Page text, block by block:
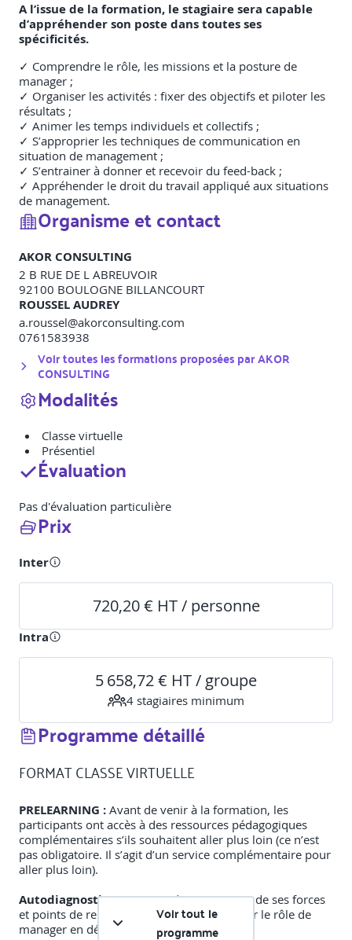
A l’issue de la formation, le stagiaire sera capable
d’appréhender son poste dans toutes ses
spécificités.
✓ Comprendre le rôle, les missions et la posture de
manager ;
✓ Organiser les activités : fixer des objectifs et piloter les
résultats ;
✓ Animer les temps individuels et collectifs ;
✓ S’approprier les techniques de communication en
situation de management ;
✓ S’entrainer à donner et recevoir du feed-back ;
✓ Appréhender le droit du travail appliqué aux situations
de management.
Organisme et contact
AKOR CONSULTING
2 B RUE DE L ABREUVOIR
92100 BOULOGNE BILLANCOURT
ROUSSEL AUDREY
a.roussel@akorconsulting.com
0761583938
Voir toutes les formations proposées parAKOR
CONSULTING
Modalités
Classe virtuelle
Présentiel
Évaluation
Pas d'évaluation particulière
Prix
Inter
720,20 € HT / personne
Intra
5 658,72 € HT / groupe
4 stagiaires minimum
Programme détaillé
FORMAT CLASSE VIRTUELLE
PRELEARNING : Avant de venir à la formation, les
participants ont accès à des ressources pédagogiques
complémentaires s’ils souhaitent aller plus loin (ce n’est
pas obligatoire. Il s’agit d’un service complémentaire pour
aller plus loin).
Autodiagnostic :Pour prendre conscience de ses forces
et points de renforcement pour s’approprier le rôle de
manager en début et en fin de parcours
Voir tout le
programme